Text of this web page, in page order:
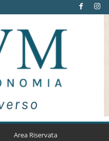
Area Riservata